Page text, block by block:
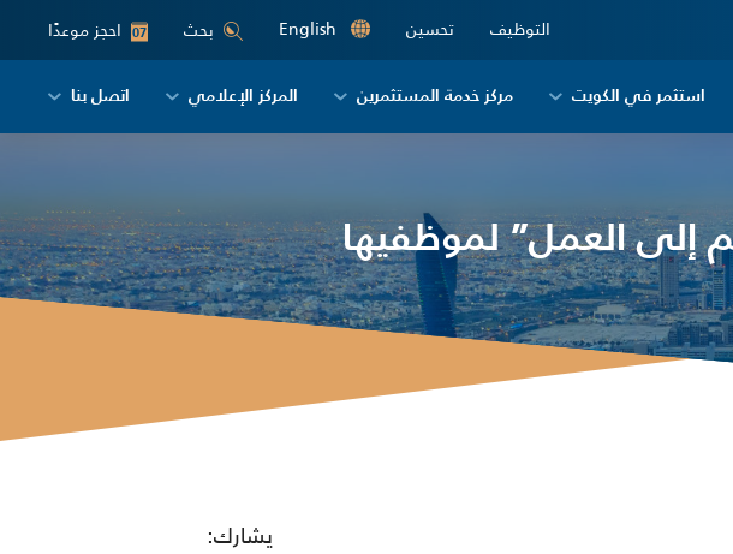
التوظيف تحسين English بحث 07 احجز موعدًا
استثمر في الكويت مركز خدمة المستثمرين المركز الإعلامي اتصل بنا
إلى العمل” لموظفيها
يشارك: